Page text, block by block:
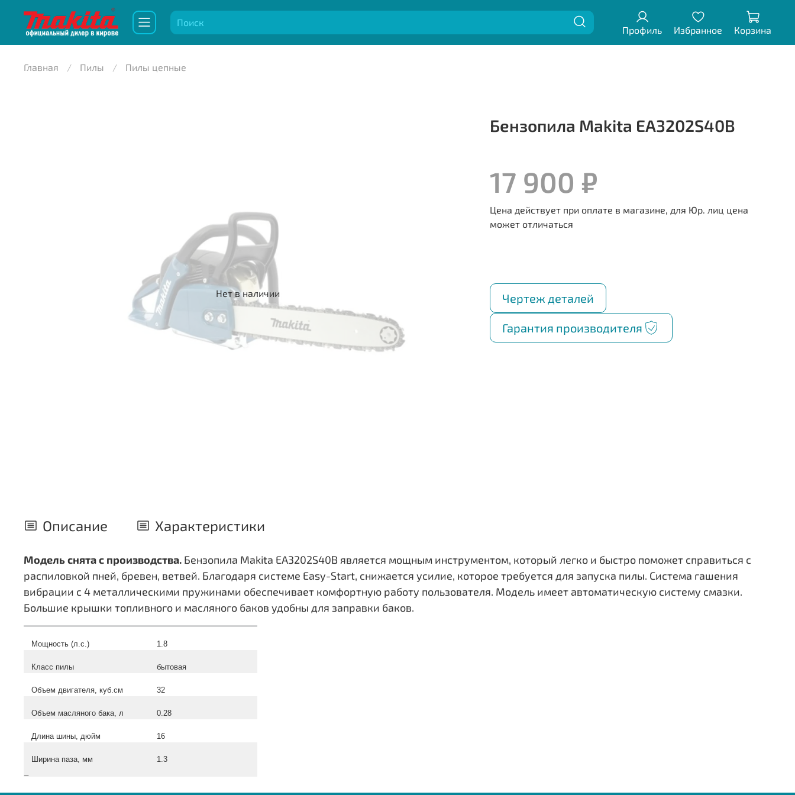
Профиль Избранное Корзина
Главная Пилы Пилы цепные
Нет в наличии
Бензопила Makita EA3202S40B
17 900 ₽
Чертеж деталей
Гарантия производителя
Описание Характеристики
Модель снята с производства. Бензопила Makita EA3202S40B является мощным инструментом, который легко и быстро поможет справиться с
распиловкой пней, бревен, ветвей. Благодаря системе Easy-Start, снижается усилие, которое требуется для запуска пилы. Система гашения
вибрации с 4 металлическими пружинами обеспечивает комфортную работу пользователя. Модель имеет автоматическую систему смазки.
Большие крышки топливного и масляного баков удобны для заправки баков.
Мощность (л.с.) 1.8
Класс пилы бытовая
Объем двигателя, куб.см 32
Объем масляного бака, л 0.28
Длина шины, дюйм 16
Ширина паза, мм
1.3